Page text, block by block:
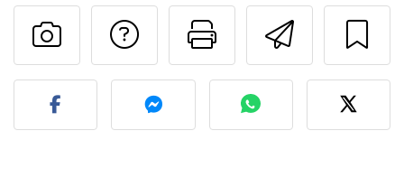
Imprimir
Preguntar al autor
Publicar la foto de esta